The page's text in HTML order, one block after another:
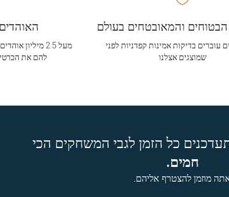
והמאובטחים בעולם
עוברים בדיקות אמינות קפדניות לפני
שמוצגים אצלנו
מעל 2.5 מיליון
להם את
כל הזמן לגבי המשחקים הכי
חמים.
מוזמן להצטרף אליהם.